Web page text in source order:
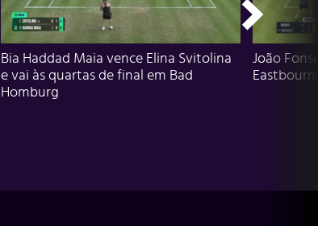
Bia Haddad Maia vence Elina Svitolina
e vai às quartas de final em Bad
Homburg
João